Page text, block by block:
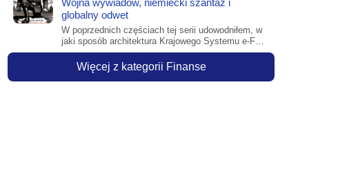
Wojna wywiadów, niemiecki szantaż i
globalny odwet
W po­przed­ni­ch czę­ścia­ch tej se­rii udo­wod­ni­łem, w
ja­ki spo­sób ar­chi­tek­tu­ra Kra­jo­we­go Sys­te­mu e-Fak­
tur — po­przez...
Więcej z kategorii Finanse